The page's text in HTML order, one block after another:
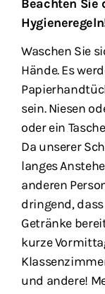
Beachten Sie
Waschen Sie
Hände. Es
sein. Niesen
oder ein
Da unserer
langes
anderen
dringend,
Getränke
kurze
und andere!